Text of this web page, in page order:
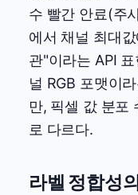
수 빨간 안료(주
에서 채널 최대
관"이라는 API
널 RGB 포맷이
만, 픽셀 값 분포
로 다르다.
라벨 정합성